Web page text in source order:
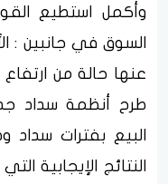
وأكمل استطيع
السوق في جانبين :
عنها حالة من ارتفاع
طرح أنظمة سداد
النتائج